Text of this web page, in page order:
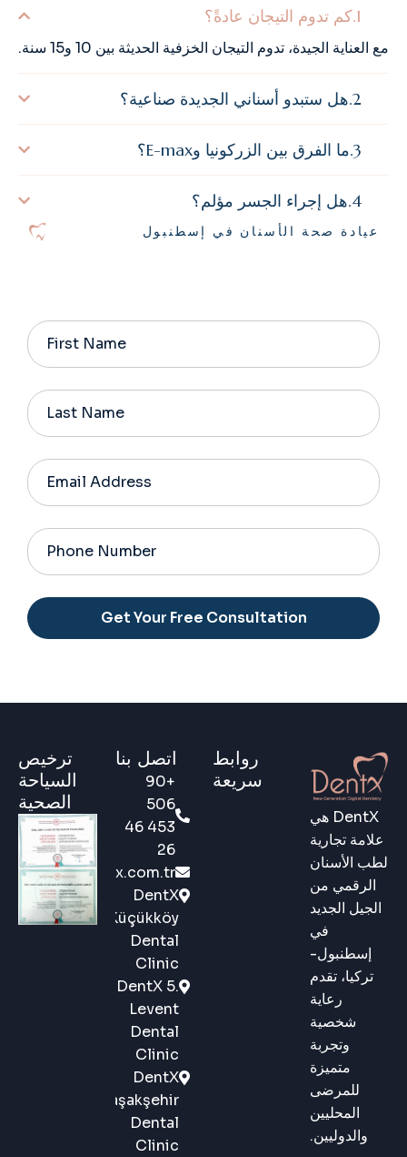
كم تدوم التيجان عادةً؟
مع العناية الجيدة، تدوم التيجان الخزفية الحديثة بين 10 و15 سنة.
هل ستبدو أسناني الجديدة صناعية؟
ما الفرق بين الزركونيا وE-max؟
هل إجراء الجسر مؤلم؟
عيادة صحة الأسنان في إسطنبول
DentX هي
علامة تجارية
لطب الأسنان
الرقمي من
الجيل الجديد
في
إسطنبول-
تركيا، تقدم
رعاية
شخصية
وتجربة
متميزة
للمرضى
المحليين
والدوليين.
روابط
سريعة
اتصل بنا
+90
506
453 46
26
DentX
Küçükköy
Dental
Clinic
DentX 5.
Levent
Dental
Clinic
DentX
Başakşehir
Dental
Clinic
ترخيص
السياحة
الصحية